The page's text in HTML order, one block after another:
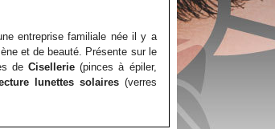
entreprise familiale née il y a
et de beauté. Présente sur le
de Cisellerie(pinces à épiler,
lunettes solaires(verres